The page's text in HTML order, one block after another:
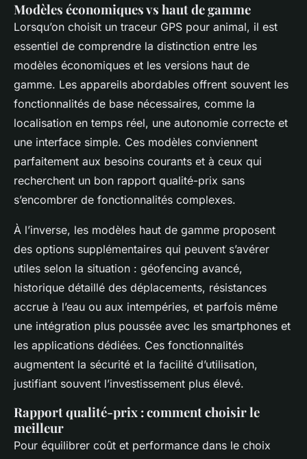
Modèles économiques vs haut de gamme
Lorsqu’on choisit un traceur GPS pour animal, il est
essentiel de comprendre la distinction entre les
modèles économiques et les versions haut de
gamme. Les appareils abordables offrent souvent les
fonctionnalités de base nécessaires, comme la
localisation en temps réel, une autonomie correcte et
une interface simple. Ces modèles conviennent
parfaitement aux besoins courants et à ceux qui
recherchent un bon rapport qualité-prix sans
s’encombrer de fonctionnalités complexes.
À l’inverse, les modèles haut de gamme proposent
des options supplémentaires qui peuvent s’avérer
utiles selon la situation : géofencing avancé,
historique détaillé des déplacements, résistances
accrue à l’eau ou aux intempéries, et parfois même
une intégration plus poussée avec les smartphones et
les applications dédiées. Ces fonctionnalités
augmentent la sécurité et la facilité d’utilisation,
justifiant souvent l’investissement plus élevé.
Rapport qualité-prix : comment choisir le
meilleur
Pour équilibrer coût et performance dans le choix